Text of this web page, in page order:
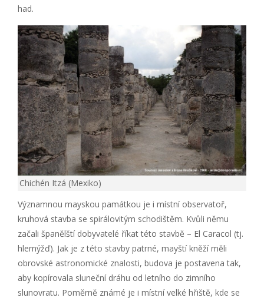
had.
Chichén Itzá (Mexiko)
Významnou mayskou památkou je i místní observatoř,
kruhová stavba se spirálovitým schodištěm. Kvůli němu
začali španělští dobyvatelé říkat této stavbě – El Caracol (tj.
hlemýžď). Jak je z této stavby patrné, mayští kněží měli
obrovské astronomické znalosti, budova je postavena tak,
aby kopírovala sluneční dráhu od letního do zimního
slunovratu. Poměrně známé je i místní velké hřiště, kde se